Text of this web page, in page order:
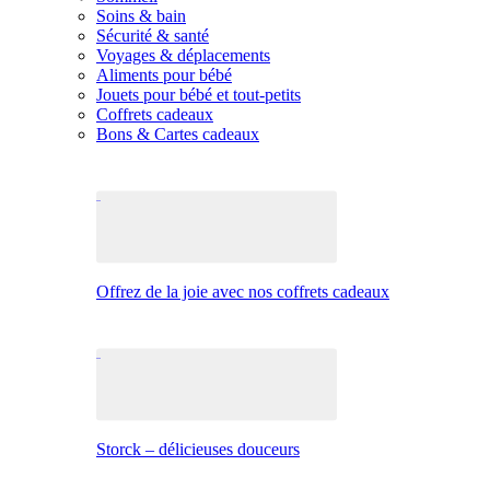
Soins & bain
Sécurité & santé
Voyages & déplacements
Aliments pour bébé
Jouets pour bébé et tout-petits
Coffrets cadeaux
Bons & Cartes cadeaux
Offrez de la joie avec nos coffrets cadeaux
Storck – délicieuses douceurs